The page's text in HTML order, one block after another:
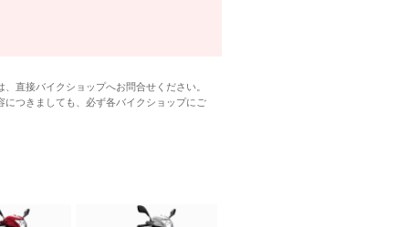
直接バイクショップへお問合せください。
つきましても、必ず各バイクショップにご